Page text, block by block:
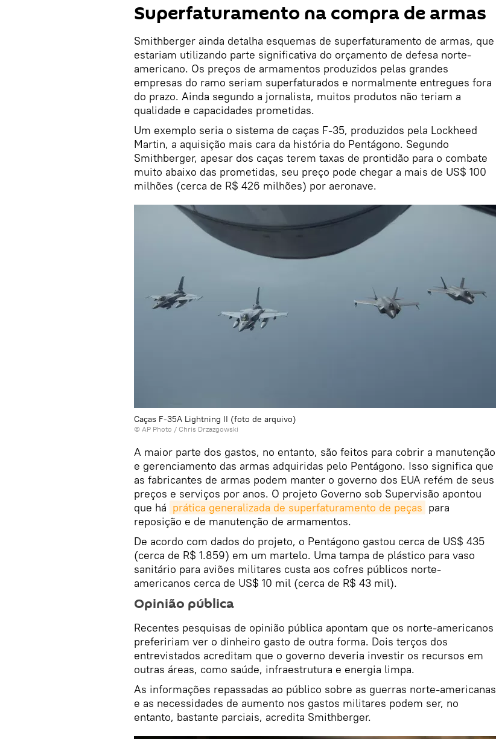
Superfaturamento na compra de armas
Smithberger ainda detalha esquemas de superfaturamento de armas, que
estariam utilizando parte significativa do orçamento de defesa norte-
americano. Os preços de armamentos produzidos pelas grandes
empresas do ramo seriam superfaturados e normalmente entregues fora
do prazo. Ainda segundo a jornalista, muitos produtos não teriam a
qualidade e capacidades prometidas.
Um exemplo seria o sistema de caças F-35, produzidos pela Lockheed
Martin, a aquisição mais cara da história do Pentágono. Segundo
Smithberger, apesar dos caças terem taxas de prontidão para o combate
muito abaixo das prometidas, seu preço pode chegar a mais de US$ 100
milhões (cerca de R$ 426 milhões) por aeronave.
Caças F-35A Lightning II (foto de arquivo)
© AP Photo / Chris Drzazgowski
A maior parte dos gastos, no entanto, são feitos para cobrir a manutenção
e gerenciamento das armas adquiridas pelo Pentágono. Isso significa que
as fabricantes de armas podem manter o governo dos EUA refém de seus
preços e serviços por anos. O projeto Governo sob Supervisão apontou
que há prática generalizada de superfaturamento de peças para
reposição e de manutenção de armamentos.
De acordo com dados do projeto, o Pentágono gastou cerca de US$ 435
(cerca de R$ 1.859) em um martelo. Uma tampa de plástico para vaso
sanitário para aviões militares custa aos cofres públicos norte-
americanos cerca de US$ 10 mil (cerca de R$ 43 mil).
Opinião pública
Recentes pesquisas de opinião pública apontam que os norte-americanos
prefeririam ver o dinheiro gasto de outra forma. Dois terços dos
entrevistados acreditam que o governo deveria investir os recursos em
outras áreas, como saúde, infraestrutura e energia limpa.
As informações repassadas ao público sobre as guerras norte-americanas
e as necessidades de aumento nos gastos militares podem ser, no
entanto, bastante parciais, acredita Smithberger.